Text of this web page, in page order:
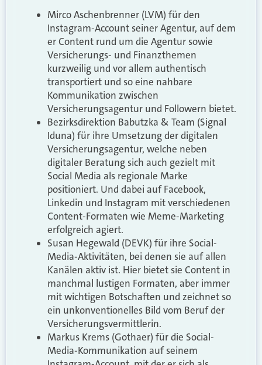
Mirco Aschenbrenner (LVM) für den
Instagram-Account seiner Agentur, auf dem
er Content rund um die Agentur sowie
Versicherungs- und Finanzthemen
kurzweilig und vor allem authentisch
transportiert und so eine nahbare
Kommunikation zwischen
Versicherungsagentur und Followern bietet.
Bezirksdirektion Babutzka & Team (Signal
Iduna) für ihre Umsetzung der digitalen
Versicherungsagentur, welche neben
digitaler Beratung sich auch gezielt mit
Social Media als regionale Marke
positioniert. Und dabei auf Facebook,
Linkedin und Instagram mit verschiedenen
Content-Formaten wie Meme-Marketing
erfolgreich agiert.
Susan Hegewald (DEVK) für ihre Social-
Media-Aktivitäten, bei denen sie auf allen
Kanälen aktiv ist. Hier bietet sie Content in
manchmal lustigen Formaten, aber immer
mit wichtigen Botschaften und zeichnet so
ein unkonventionelles Bild vom Beruf der
Versicherungsvermittlerin.
Markus Krems (Gothaer) für die Social-
Media-Kommunikation auf seinem